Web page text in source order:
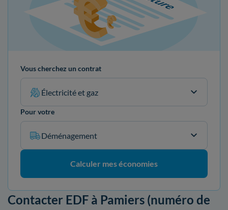
Vous cherchez un contrat
Électricité et gaz
Pour votre
Déménagement
Calculer mes économies
Contacter EDF à Pamiers (numéro de